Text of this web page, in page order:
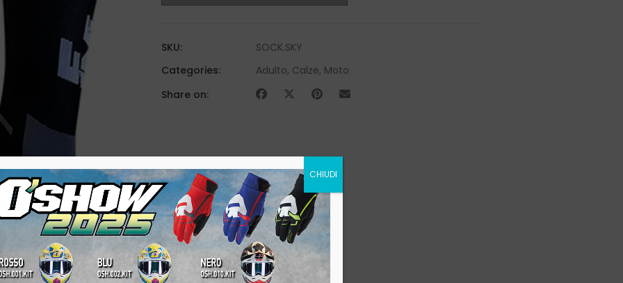
SKU:
SOCK.SKY
Categories:
Adulto, Calze, Moto
Share on:
CHIUDI